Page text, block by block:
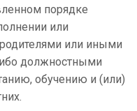
порядке
или
или иными
должностными
обучению и (или)